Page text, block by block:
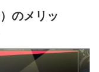
のメリッ